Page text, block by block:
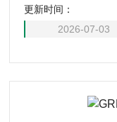
标准所规定的技术要
更新时间：
2026-07-03